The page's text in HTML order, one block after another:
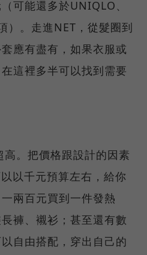
可能還多於UNIQLO、
）。走進NET，從髮圈到
應有盡有，如果衣服或
這裡多半可以找到需要
高。把價格跟設計的因素
以千元預算左右，給你
兩百元買到一件發熱
褲、襯衫；甚至還有數
自由搭配，穿出自己的